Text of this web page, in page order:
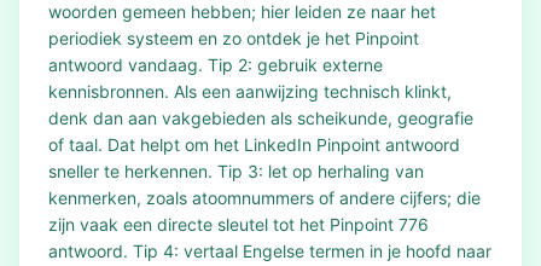
woorden gemeen hebben; hier leiden ze naar het
periodiek systeem en zo ontdek je het Pinpoint
antwoord vandaag. Tip 2: gebruik externe
kennisbronnen. Als een aanwijzing technisch klinkt,
denk dan aan vakgebieden als scheikunde, geografie
of taal. Dat helpt om het LinkedIn Pinpoint antwoord
sneller te herkennen. Tip 3: let op herhaling van
kenmerken, zoals atoomnummers of andere cijfers; die
zijn vaak een directe sleutel tot het Pinpoint 776
antwoord. Tip 4: vertaal Engelse termen in je hoofd naar